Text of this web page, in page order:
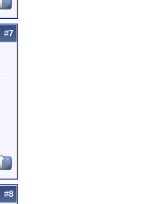
#7
#8